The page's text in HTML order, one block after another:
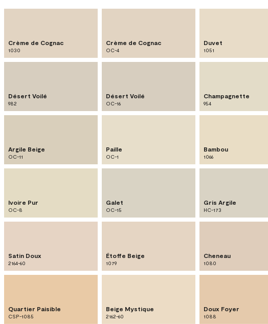
Crème de Cognac
1030
Crème de Cognac
OC-4
Duvet
1051
Désert Voilé
982
Désert Voilé
OC-16
Champagnette
954
Argile Beige
OC-11
Paille
OC-1
Bambou
1066
Ivoire Pur
OC-8
Galet
OC-15
Gris Argile
HC-173
Satin Doux
2164-60
Étoffe Beige
1079
Cheneau
1080
Quartier Paisible
CSP-1085
Beige Mystique
2162-60
Doux Foyer
1088